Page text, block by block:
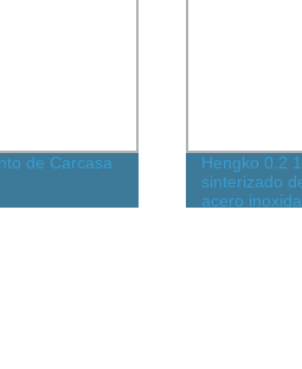
de Carcasa
Hengko 0.2
sinterizado
acero